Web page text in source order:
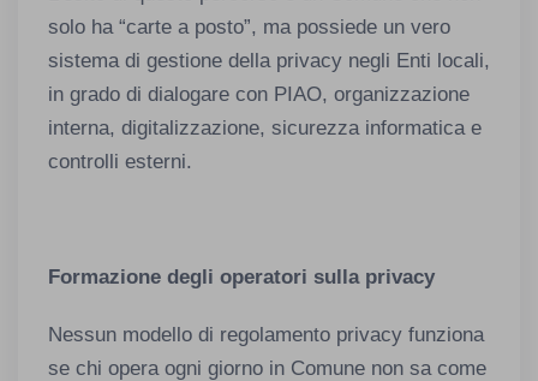
solo ha “carte a posto”, ma possiede un vero
sistema di gestione della privacy negli Enti locali,
in grado di dialogare con PIAO, organizzazione
interna, digitalizzazione, sicurezza informatica e
controlli esterni.
Formazione degli operatori sulla privacy
Nessun modello di regolamento privacy funziona
se chi opera ogni giorno in Comune non sa come